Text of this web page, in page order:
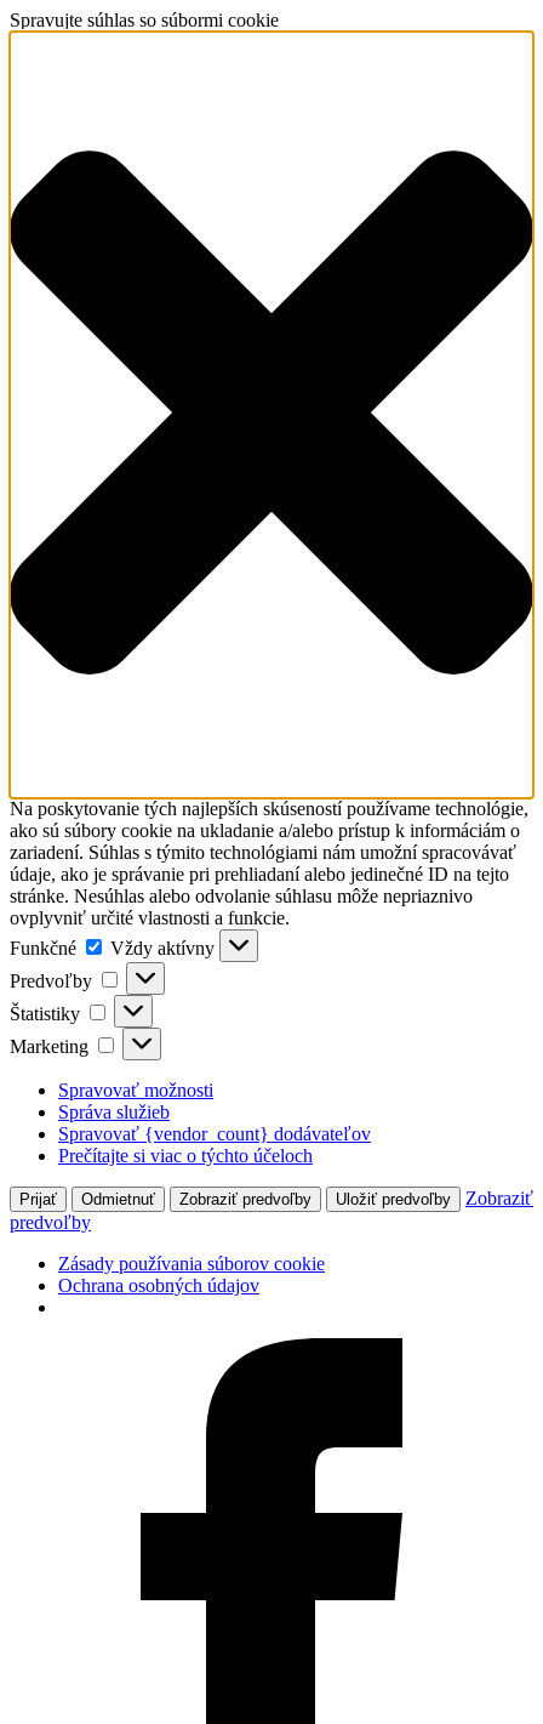
Spravujte súhlas so súbormi cookie
Na poskytovanie tých najlepších skúseností používame technológie,
ako sú súbory cookie na ukladanie a/alebo prístup k informáciám o
zariadení. Súhlas s týmito technológiami nám umožní spracovávať
údaje, ako je správanie pri prehliadaní alebo jedinečné ID na tejto
stránke. Nesúhlas alebo odvolanie súhlasu môže nepriaznivo
ovplyvniť určité vlastnosti a funkcie.
Funkčné
Funkčné
Vždy aktívny
Predvoľby
Predvoľby
Štatistiky Štatistiky
Marketing Marketing
Spravovať možnosti
Správa služieb
Spravovať {vendor_count} dodávateľov
Prečítajte si viac o týchto účeloch
Prijať Odmietnuť Zobraziť predvoľby Uložiť predvoľby
Zobraziť
predvoľby
Zásady používania súborov cookie
Ochrana osobných údajov